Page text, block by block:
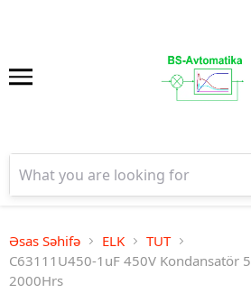
Əsas Səhifə ELK
TUT
C63111U450-1uF 450V Kondansatör
2000Hrs